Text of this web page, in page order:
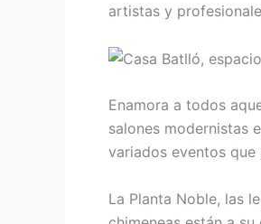
artistas y
Enamora a todos
salones modernistas
variados eventos que
La Planta Noble, las